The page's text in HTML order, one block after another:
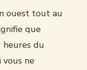
ouest tout au
que
du
vous ne